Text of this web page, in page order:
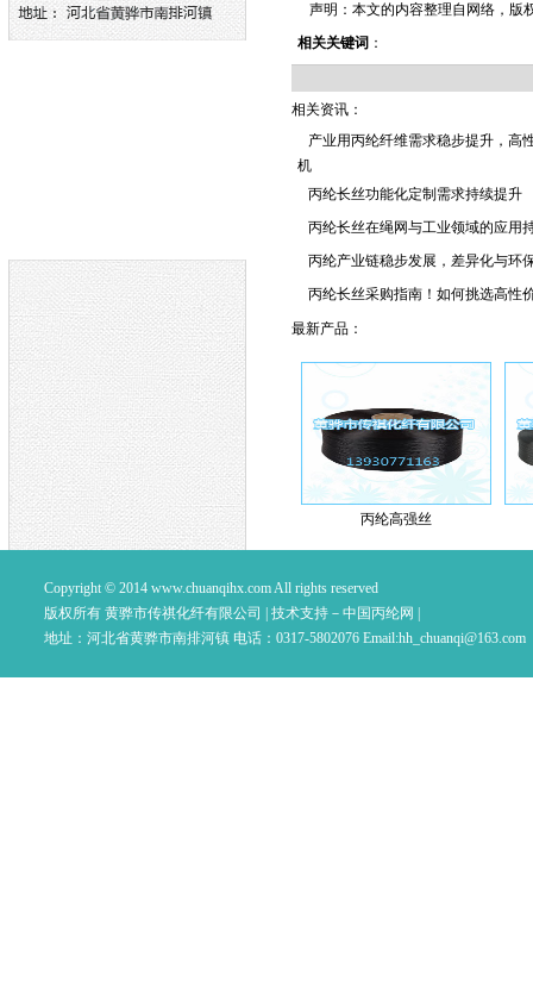
声明：本文的内容整理自网络，版
相关关键词 ：
相关资讯：
产业用丙纶纤维需求稳步提升，高
机
丙纶长丝功能化定制需求持续提升
丙纶长丝在绳网与工业领域的应用
丙纶产业链稳步发展，差异化与环
丙纶长丝采购指南！如何挑选高性
最新产品：
丙纶高强丝
Copyright © 2014 www.chuanqihx.comAll rights reserved
版权所有 黄骅市传祺化纤有限公司 | 技术支持－中国丙纶网
地址：河北省黄骅市南排河镇 电话：0317-5802076 Email:hh_chuanqi@163.com